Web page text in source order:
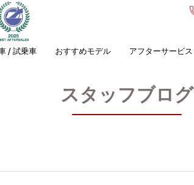
/ 試乗車 おすすめモデル アフターサービス
スタッフブログ